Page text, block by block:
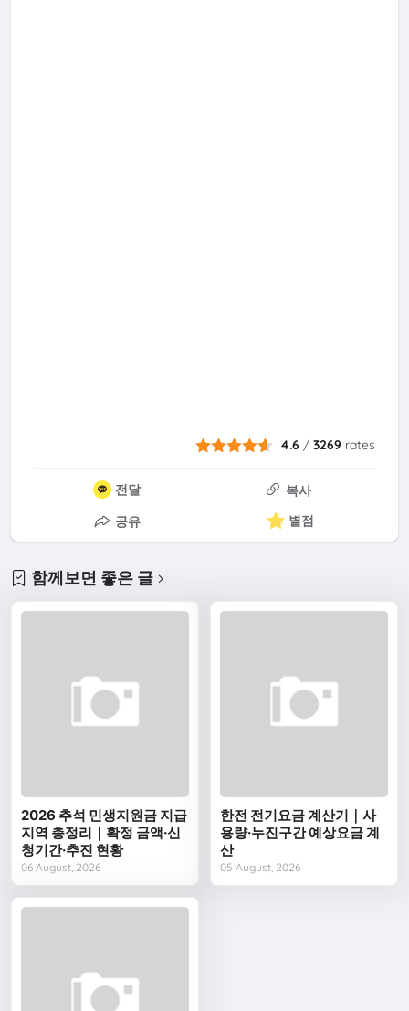
4.6 /3269 rates
전달
복사
공유
별점
함께보면 좋은 글
2026 추석 민생지원금 지급
지역 총정리｜확정 금액·신
청기간·추진 현황
06 August, 2026
한전 전기요금 계산기｜사
용량·누진구간 예상요금 계
산
05 August, 2026